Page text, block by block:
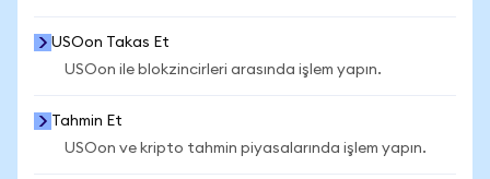
USOon Takas Et
USOon ile blokzincirleri arasında işlem yapın.
Tahmin Et
USOon ve kripto tahmin piyasalarında işlem yapın.